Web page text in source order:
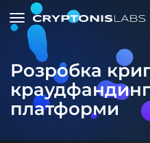
Розробка
платформи